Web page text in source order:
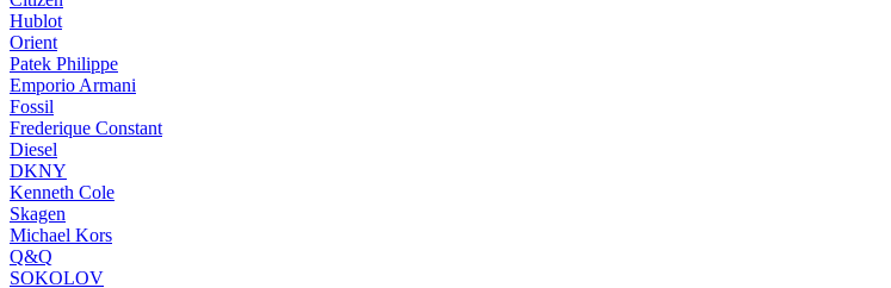
Hublot
Orient
Patek Philippe
Emporio Armani
Fossil
Frederique Constant
Diesel
DKNY
Kenneth Cole
Skagen
Michael Kors
Q&Q
SOKOLOV